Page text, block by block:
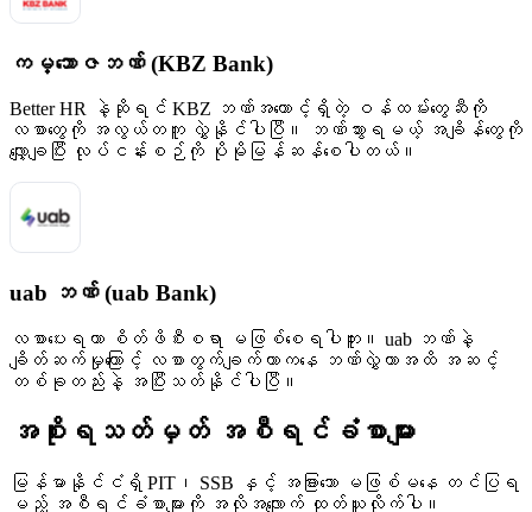
ကမ္ဘောဇဘဏ် (KBZ Bank)
Better HR နဲ့ဆိုရင် KBZ ဘဏ်အကောင့်ရှိတဲ့ ဝန်ထမ်းတွေဆီကို
လစာတွေကို အလွယ်တကူ လွှဲနိုင်ပါပြီ။ ဘဏ်သွားရမယ့် အချိန်တွေကို
လျှော့ချပြီး လုပ်ငန်းစဉ်ကို ပိုမိုမြန်ဆန်စေပါတယ်။
uab ဘဏ် (uab Bank)
လစာပေးရတာ စိတ်ဖိစီးစရာ မဖြစ်စေရပါဘူး။ uab ဘဏ်နဲ့
ချိတ်ဆက်မှုကြောင့် လစာတွက်ချက်တာကနေ ဘဏ်လွှဲတာအထိ အဆင့်
တစ်ခုတည်းနဲ့ အပြီးသတ်နိုင်ပါပြီ။
အစိုးရသတ်မှတ် အစီရင်ခံစာများ
မြန်မာနိုင်ငံရှိ PIT၊ SSB နှင့် အခြားသော မဖြစ်မနေ တင်ပြရ
မည့် အစီရင်ခံစာများကို အလိုအလျောက် ထုတ်ယူလိုက်ပါ။